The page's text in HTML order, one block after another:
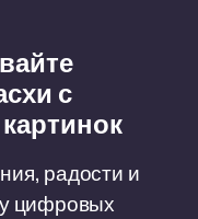
с
радости и
цифровых